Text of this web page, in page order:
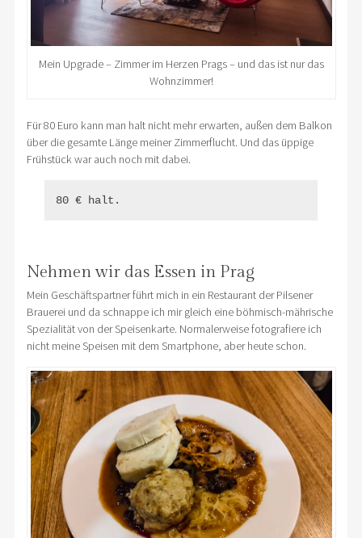
Mein Upgrade – Zimmer im Herzen Prags – und das ist nur das
Wohnzimmer!
Für 80 Euro kann man halt nicht mehr erwarten, außen dem Balkon
über die gesamte Länge meiner Zimmerflucht. Und das üppige
Frühstück war auch noch mit dabei.
80 € halt.
Nehmen wir das Essen in Prag
Mein Geschäftspartner führt mich in ein Restaurant der Pilsener
Brauerei und da schnappe ich mir gleich eine böhmisch-mährische
Spezialität von der Speisenkarte. Normalerweise fotografiere ich
nicht meine Speisen mit dem Smartphone, aber heute schon.